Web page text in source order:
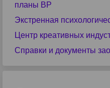
планы ВР
Экстренная
Центр креативных
Справки и документы